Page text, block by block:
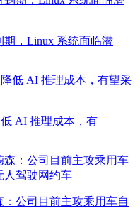
，Linux 系统面临潜
AI 推理成本，有
公司目前主攻乘用车自